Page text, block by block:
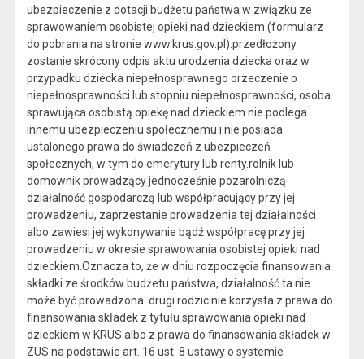
ubezpieczenie z dotacji budżetu państwa w związku ze
sprawowaniem osobistej opieki nad dzieckiem (formularz
do pobrania na stronie www.krus.gov.pl).przedłożony
zostanie skrócony odpis aktu urodzenia dziecka oraz w
przypadku dziecka niepełnosprawnego orzeczenie o
niepełnosprawności lub stopniu niepełnosprawności, osoba
sprawująca osobistą opiekę nad dzieckiem nie podlega
innemu ubezpieczeniu społecznemu i nie posiada
ustalonego prawa do świadczeń z ubezpieczeń
społecznych, w tym do emerytury lub renty.rolnik lub
domownik prowadzący jednocześnie pozarolniczą
działalność gospodarczą lub współpracujący przy jej
prowadzeniu, zaprzestanie prowadzenia tej działalności
albo zawiesi jej wykonywanie bądź współpracę przy jej
prowadzeniu w okresie sprawowania osobistej opieki nad
dzieckiem.Oznacza to, że w dniu rozpoczęcia finansowania
składki ze środków budżetu państwa, działalność ta nie
może być prowadzona. drugi rodzic nie korzysta z prawa do
finansowania składek z tytułu sprawowania opieki nad
dzieckiem w KRUS albo z prawa do finansowania składek w
ZUS na podstawie art. 16 ust. 8 ustawy o systemie